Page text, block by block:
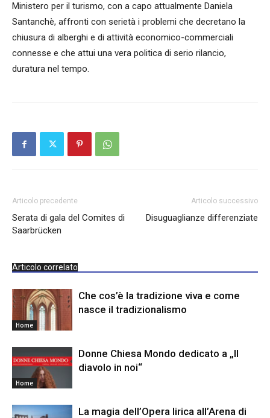
Ministero per il turismo, con a capo attualmente Daniela
Santanchè, affronti con serietà i problemi che decretano la
chiusura di alberghi e di attività economico-commerciali
connesse e che attui una vera politica di serio rilancio,
duratura nel tempo.
Articolo precedente
Serata di gala del Comites di
Saarbrücken
Articolo successivo
Disuguaglianze differenziate
Articolo correlato
Home
Che cos’è la tradizione viva e come
nasce il tradizionalismo
Home
Donne Chiesa Mondo dedicato a „Il
diavolo in noi“
La magia dell’Opera lirica all’Arena di